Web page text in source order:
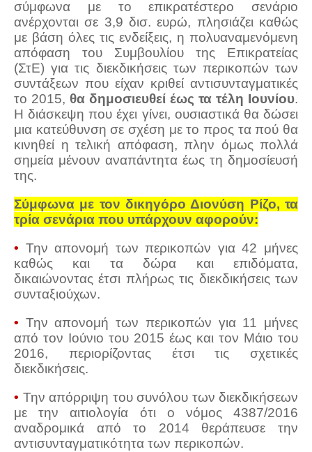
σύμφωνα με το επικρατέστερο σενάριο
ανέρχονται σε 3,9 δισ. ευρώ, πλησιάζει καθώς
με βάση όλες τις ενδείξεις, η πολυαναμενόμενη
απόφαση του Συμβουλίου της Επικρατείας
(ΣτΕ) για τις διεκδικήσεις των περικοπών των
συντάξεων που είχαν κριθεί αντισυνταγματικές
το 2015, θα δημοσιευθεί έως τα τέλη Ιουνίου.
Η διάσκεψη που έχει γίνει, ουσιαστικά θα δώσει
μια κατεύθυνση σε σχέση με το προς τα πού θα
κινηθεί η τελική απόφαση, πλην όμως πολλά
σημεία μένουν αναπάντητα έως τη δημοσίευσή
της.
Σύμφωνα με τον δικηγόρο Διονύση Ρίζο, τα
τρία σενάρια που υπάρχουν αφορούν:
• Την απονομή των περικοπών για 42 μήνες
καθώς και τα δώρα και επιδόματα,
δικαιώνοντας έτσι πλήρως τις διεκδικήσεις των
συνταξιούχων.
• Την απονομή των περικοπών για 11 μήνες
από τον Ιούνιο του 2015 έως και τον Μάιο του
2016, περιορίζοντας έτσι τις σχετικές
διεκδικήσεις.
• Την απόρριψη του συνόλου των διεκδικήσεων
με την αιτιολογία ότι ο νόμος 4387/2016
αναδρομικά από το 2014 θεράπευσε την
αντισυνταγματικότητα των περικοπών.